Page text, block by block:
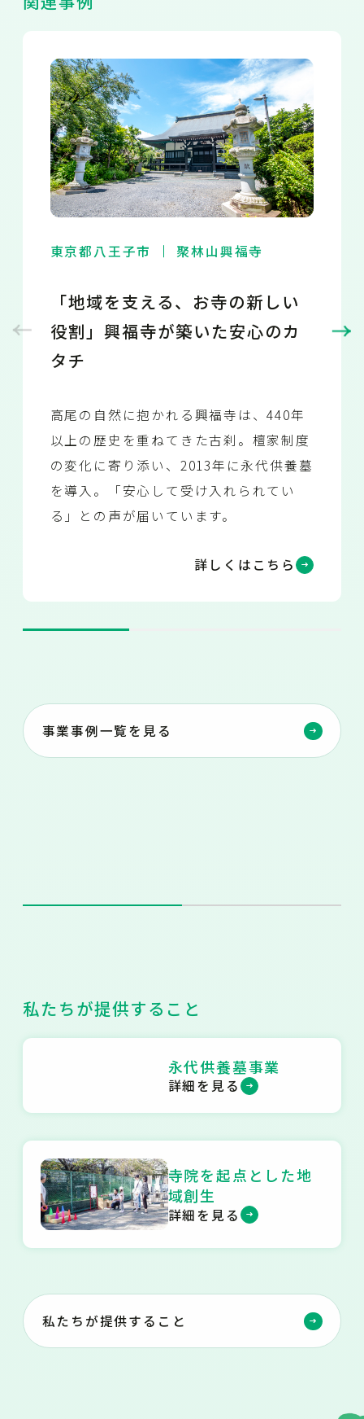
事業事例一覧を見る
東京都八王子市 聚林山興福寺
「地域を支える、お寺の新しい
役割」興福寺が築いた安心のカ
タチ
高尾の自然に抱かれる興福寺は、440年
以上の歴史を重ねてきた古刹。檀家制度
の変化に寄り添い、2013年に永代供養墓
を導入。「安心して受け入れられてい
る」との声が届いています。
詳しくはこちら
私たちが提供すること
私たちが提供すること
永代供養墓事業
詳細を見る
寺院を起点とした地
域創生
詳細を見る